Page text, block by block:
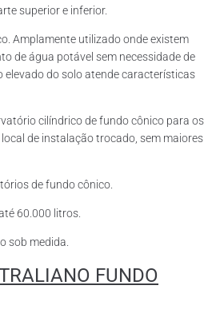
superior e inferior.
Amplamente utilizado onde existem
de água potável sem necessidade de
elevado do solo atende características
cilíndrico de fundo cônico para os
de instalação trocado, sem maiores
de fundo cônico.
60.000 litros.
sob medida.
FUNDO